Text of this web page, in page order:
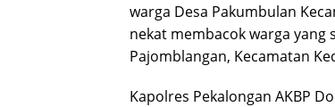
warga Desa Pakumbulan
nekat membacok warga yang
Pajomblangan, Kecamatan
Kapolres Pekalongan AKBP